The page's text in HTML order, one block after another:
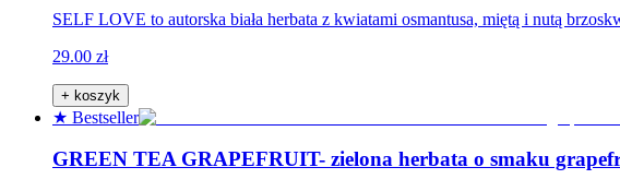
SELF LOVE to autorska biała herbata z kwiatami osmantusa, miętą i nutą
29.00 zł
+ koszyk
★ Bestseller
GREEN TEA GRAPEFRUIT- zielona herbata o smaku